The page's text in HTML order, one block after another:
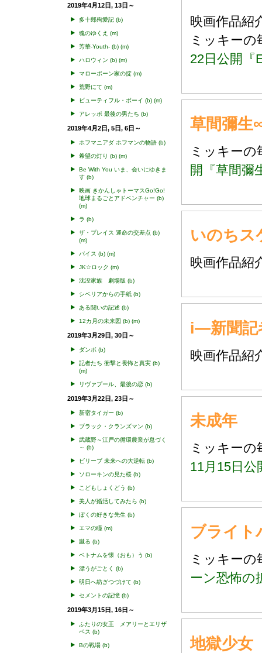
2019年4月12日, 13日～
多十郎殉愛記 (b)
魂のゆくえ (m)
芳華-Youth- (b) (m)
ハロウィン (b) (m)
マローボーン家の掟 (m)
荒野にて (m)
ビューティフル・ボーイ (b) (m)
アレッポ 最後の男たち (b)
2019年4月2日, 5日, 6日～
ホフマニアダ ホフマンの物語 (b)
希望の灯り (b) (m)
Be With You いま、会いにゆきま
す (b)
映画 きかんしゃトーマスGo!Go!
地球まるごとアドベンチャー (b)
(m)
ラ (b)
ザ・プレイス 運命の交差点 (b)
(m)
バイス (b) (m)
JK☆ロック (m)
沈没家族 劇場版 (b)
シベリアからの手紙 (b)
ある闘いの記述 (b)
12カ月の未来図 (b) (m)
2019年3月29日, 30日～
ダンボ (b)
記者たち 衝撃と畏怖と真実 (b)
(m)
リヴァプール、最後の恋 (b)
2019年3月22日, 23日～
新宿タイガー (b)
ブラック・クランズマン (b)
武蔵野～江戸の循環農業が息づく
～ (b)
ビリーブ 未来への大逆転 (b)
ソローキンの見た桜 (b)
こどもしょくどう (b)
美人が婚活してみたら (b)
ぼくの好きな先生 (b)
エマの瞳 (m)
蹴る (b)
ベトナムを懐（おも）う (b)
漂うがごとく (b)
明日へ紡ぎつづけて (b)
セメントの記憶 (b)
2019年3月15日, 16日～
ふたりの女王 メアリーとエリザ
ベス (b)
Bの戦場 (b)
映画作品
ミッキー
22日公開『
草間彌生
ミッキー
開『草間彌
いのちス
映画作品
i―新聞記
映画作品
未成年
ミッキー
11月15日公
ブライト
ミッキー
ーン恐怖の
地獄少女